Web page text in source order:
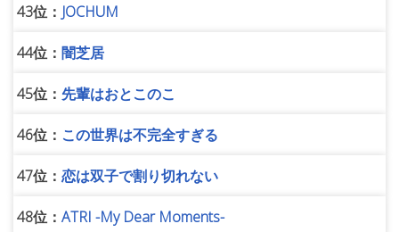
43位： JOCHUM
44位： 闇芝居
45位： 先輩はおとこのこ
46位： この世界は不完全すぎる
47位： 恋は双子で割り切れない
48位： ATRI -My Dear Moments-